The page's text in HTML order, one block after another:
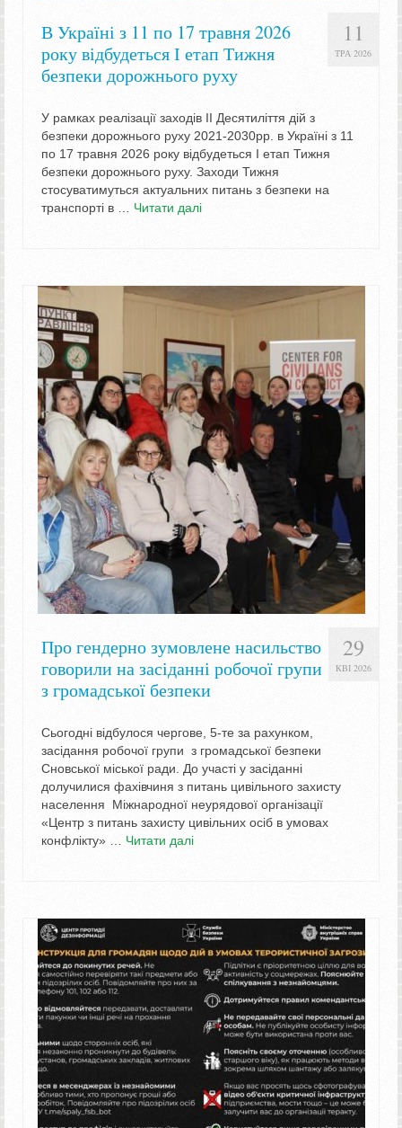
11
ТРА 2026
В Україні з 11 по 17 травня 2026
року відбудеться І етап Тижня
безпеки дорожнього руху
У рамках реалізації заходів ІІ Десятиліття дій з
безпеки дорожнього руху 2021-2030рр. в Україні з 11
по 17 травня 2026 року відбудеться І етап Тижня
безпеки дорожнього руху. Заходи Тижня
стосуватимуться актуальних питань з безпеки на
транспорті в … Читати далі
29
КВІ 2026
Про гендерно зумовлене насильство
говорили на засіданні робочої групи
з громадської безпеки
Сьогодні відбулося чергове, 5-те за рахунком,
засідання робочої групи з громадської безпеки
Сновської міської ради. До участі у засіданні
долучилися фахівчиня з питань цивільного захисту
населення Міжнародної неурядової організації
«Центр з питань захисту цивільних осіб в умовах
конфлікту» … Читати далі